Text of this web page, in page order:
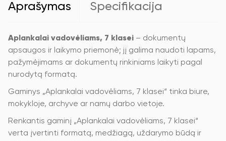
Aprašymas Specifikacija
Aplankalai vadovėliams, 7 klasei – dokumentų
apsaugos ir laikymo priemonė; jį galima naudoti lapams,
pažymėjimams ar dokumentų rinkiniams laikyti pagal
nurodytą formatą.
Gaminys „Aplankalai vadovėliams, 7 klasei“ tinka biure,
mokykloje, archyve ar namų darbo vietoje.
Renkantis gaminį „Aplankalai vadovėliams, 7 klasei“
verta įvertinti formatą, medžiagą, uždarymo būdą ir